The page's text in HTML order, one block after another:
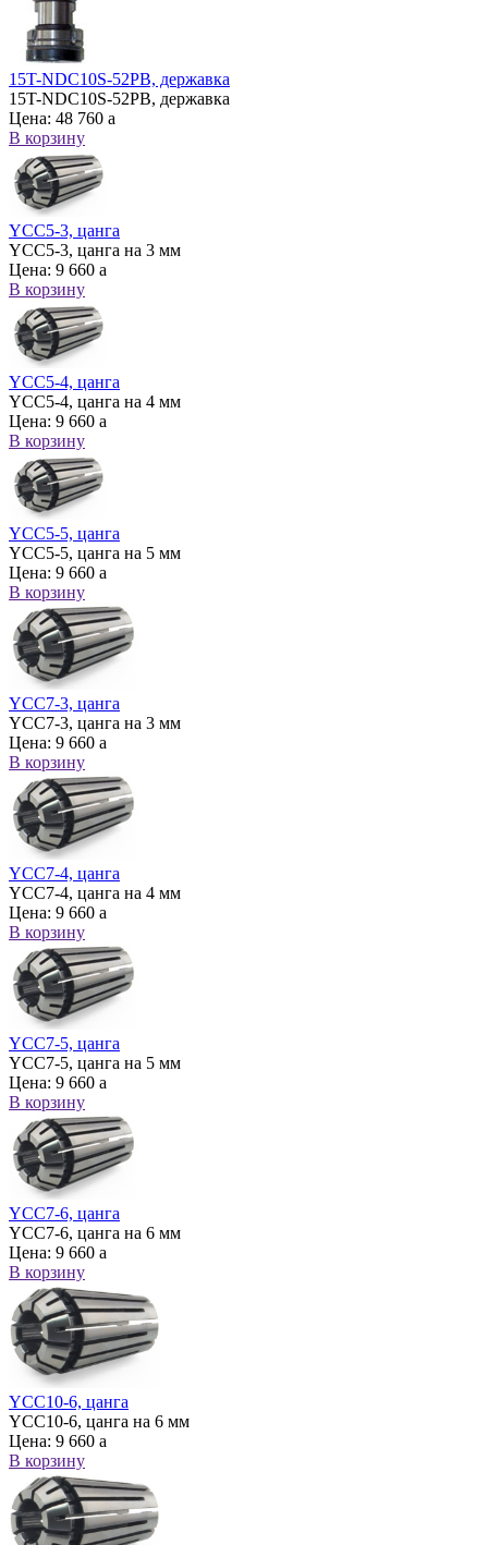
15T-NDC10S-52PB, державка
15T-NDC10S-52PB, державка
Цена: 48 760 a
В корзину
YCC5-3, цанга
YCC5-3, цанга на 3 мм
Цена: 9 660 a
В корзину
YCC5-4, цанга
YCC5-4, цанга на 4 мм
Цена: 9 660 a
В корзину
YCC5-5, цанга
YCC5-5, цанга на 5 мм
Цена: 9 660 a
В корзину
YCC7-3, цанга
YCC7-3, цанга на 3 мм
Цена: 9 660 a
В корзину
YCC7-4, цанга
YCC7-4, цанга на 4 мм
Цена: 9 660 a
В корзину
YCC7-5, цанга
YCC7-5, цанга на 5 мм
Цена: 9 660 a
В корзину
YCC7-6, цанга
YCC7-6, цанга на 6 мм
Цена: 9 660 a
В корзину
YCC10-6, цанга
YCC10-6, цанга на 6 мм
Цена: 9 660 a
В корзину